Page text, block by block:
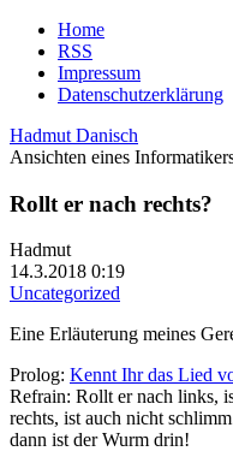
Home
RSS
Impressum
Datenschutzerklärung
Hadmut Danisch
Ansichten eines
Rollt er nach rechts?
Hadmut
14.3.2018 0:19
Uncategorized
Eine Erläuterung meines
Prolog: Kennt Ihr das Lied
Refrain: Rollt er nach links,
rechts, ist auch nicht
dann ist der Wurm drin!